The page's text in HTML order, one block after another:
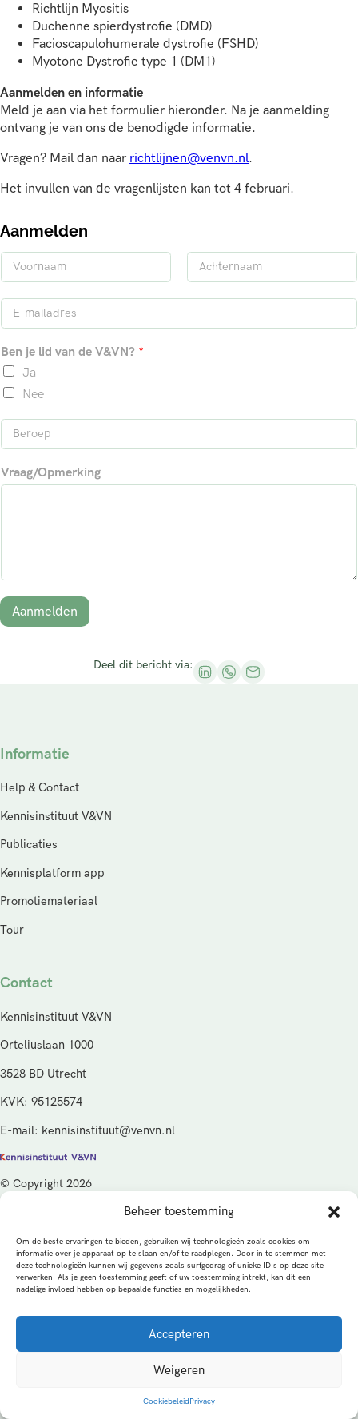
Beheer toestemming
Om de beste ervaringen te bieden, gebruiken wij technologieën zoals cookies om
informatie over je apparaat op te slaan en/of te raadplegen. Door in te stemmen met
deze technologieën kunnen wij gegevens zoals surfgedrag of unieke ID's op deze site
verwerken. Als je geen toestemming geeft of uw toestemming intrekt, kan dit een
nadelige invloed hebben op bepaalde functies en mogelijkheden.
Accepteren
Weigeren
CookiebeleidPrivacy
Richtlijn Myositis
Duchenne spierdystrofie (DMD)
Facioscapulohumerale dystrofie (FSHD)
Myotone Dystrofie type 1 (DM1)
Aanmelden en informatie
Meld je aan via het formulier hieronder. Na je aanmelding
ontvang je van ons de benodigde informatie.
Vragen? Mail dan naar richtlijnen@venvn.nl.
Het invullen van de vragenlijsten kan tot 4 februari.
Aanmelden
N
o
r
a
a
m
c
t
E
a
*
Ben je lid van de V&VN? *
Ja
Nee
B
o
e
Vraag/Opmerking
Aanmelden
Deel dit bericht via:
Informatie
Help & Contact
Kennisinstituut V&VN
Publicaties
Kennisplatform app
Promotiemateriaal
Tour
Contact
Kennisinstituut V&VN
Orteliuslaan 1000
3528 BD Utrecht
KVK: 95125574
E-mail: kennisinstituut@venvn.nl
© Copyright 2026
De activiteiten van het Kennisinstituut V&VN worden gefinancierd
vanuit de kwaliteitsgelden van het ministerie van Volksgezondheid,
Welzijn en Sport (VWS), beheerd door ZonMw.
PrivacybeleidCookiesAlgemene voorwaarden